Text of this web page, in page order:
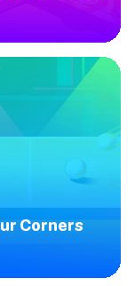
Corners